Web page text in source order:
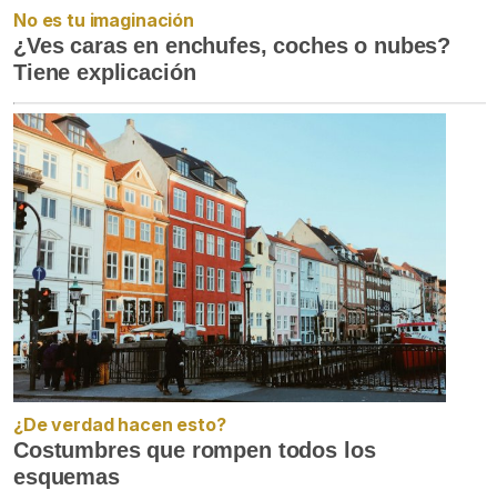
No es tu imaginación
¿Ves caras en enchufes, coches o nubes?
Tiene explicación
¿De verdad hacen esto?
Costumbres que rompen todos los
esquemas